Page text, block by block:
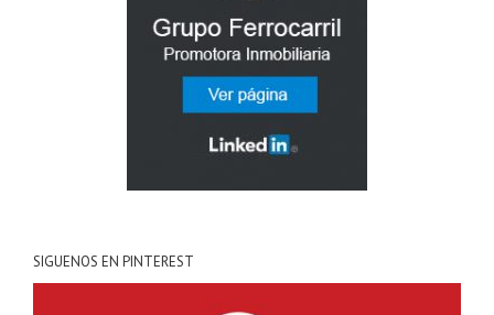
SIGUENOS EN PINTEREST